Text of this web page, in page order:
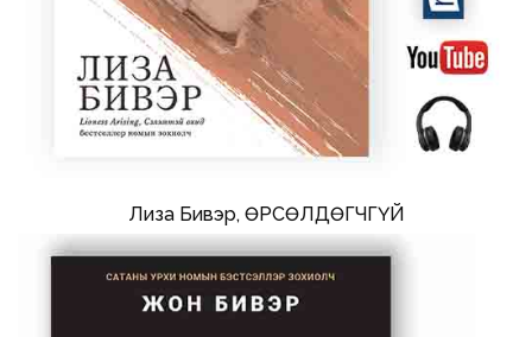
Лиза Бивэр, ӨРСӨЛДӨГЧГҮЙ